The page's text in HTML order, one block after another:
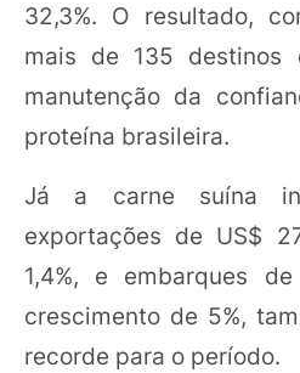
32,3%. O resultado,
mais de 135 destinos
manutenção da
proteína brasileira.
Já a carne suína in
exportações de US$
1,4%, e embarques
crescimento de 5%,
recorde para o período.